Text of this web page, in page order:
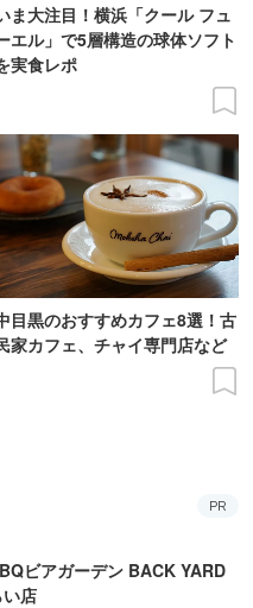
ま大注目！横浜「クール フュ
エル」で5層構造の球体ソフト
実食レポ
目黒のおすすめカフェ8選！古
家カフェ、チャイ専門店など
PR
ビアガーデン BACK YARD
店